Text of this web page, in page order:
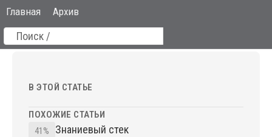
Главная Архив
В ЭТОЙ СТАТЬЕ
ПОХОЖИЕ СТАТЬИ
41%
Знаниевый стек